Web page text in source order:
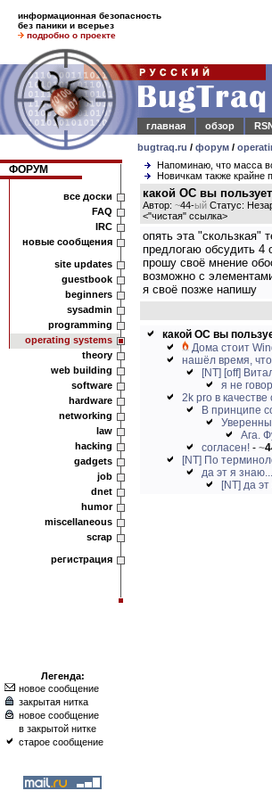
информационная безопасность
без паники и всерьез
подробно о проекте
главная
обзор
bugtraq.ru / форум /
ФОРУМ
все доски
FAQ
IRC
новые сообщения
site updates
guestbook
beginners
sysadmin
programming
operating systems
theory
web building
software
hardware
networking
law
hacking
gadgets
job
dnet
humor
miscellaneous
scrap
регистрация
Легенда:
новое сообщение
закрытая нитка
новое сообщение
в закрытой нитке
старое сообщение
Напоминаю, что масса
Новичкам также крайне
какой ОС вы
Автор: ~44-ый Статус:
<"чистая" ссылка>
опять эта "скользкая"
предлогаю обсудить 4
прошу своё мнение
возможно с
я своё позже напишу
какой ОС вы
Дома стоит
нашёл время,
[NT] [off]
я не
2k pro в качестве
В принципе
Ага.
согласен! - ~
[NT] По
да эт я знаю...
[NT] да